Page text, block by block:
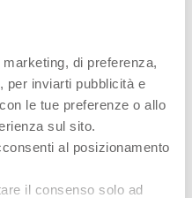
di preferenza,
per inviarti pubblicità e
le tue preferenze o allo
sul sito.
al posizionamento
il consenso solo ad
+ COULEURS
Light 16-
2 pcs